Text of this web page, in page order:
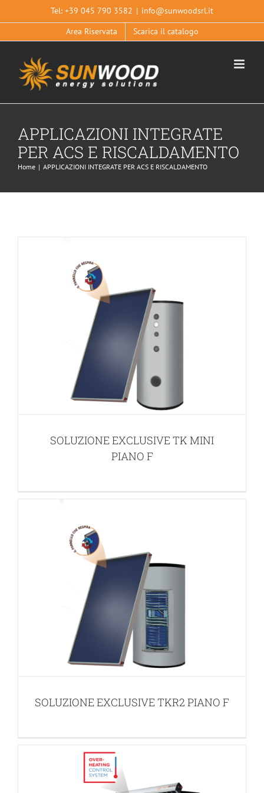
al
contenuto
Tel: +39 045 790 3582 | info@sunwoodsrl.it
Area Riservata
Scarica il catalogo
APPLICAZIONI INTEGRATE
PER ACS E RISCALDAMENTO
Home | APPLICAZIONI INTEGRATE PER ACS E RISCALDAMENTO
SOLUZIONE EXCLUSIVE TK MINI
PIANO F
SOLUZIONE EXCLUSIVE TK MINI
PIANO F
SOLUZIONE EXCLUSIVE TKR2 PIANO
APPLICAZIONI INTEGRATE PER ACS E RISCALDAMENTO
SOLUZIONE EXCLUSIVE TKR2 PIANO F
SOLUZIONE EXCLUSIVE TKR2
SOTTOVUOTO OCS